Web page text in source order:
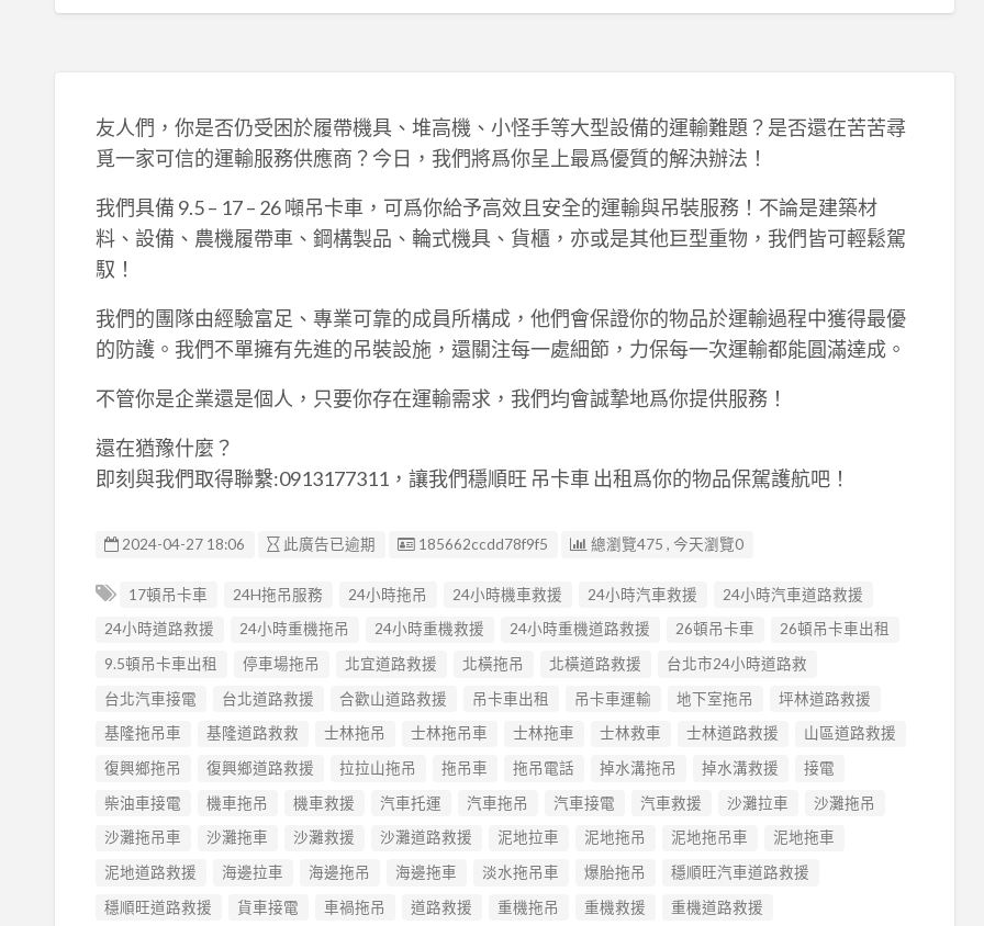
友人們，你是否仍受困於履帶機具、堆高機、小怪手等大型設備的運輸難題？是否還在苦苦尋
覓一家可信的運輸服務供應商？今日，我們將爲你呈上最爲優質的解決辦法！
我們具備 9.5 – 17 – 26 噸吊卡車，可爲你給予高效且安全的運輸與吊裝服務！不論是建築材
料、設備、農機履帶車、鋼構製品、輪式機具、貨櫃，亦或是其他巨型重物，我們皆可輕鬆駕
馭！
我們的團隊由經驗富足、專業可靠的成員所構成，他們會保證你的物品於運輸過程中獲得最優
的防護。我們不單擁有先進的吊裝設施，還關注每一處細節，力保每一次運輸都能圓滿達成。
不管你是企業還是個人，只要你存在運輸需求，我們均會誠摯地爲你提供服務！
還在猶豫什麼？
即刻與我們取得聯繫:0913177311，讓我們穩順旺 吊卡車 出租爲你的物品保駕護航吧！
2024-04-27 18:06 此廣告已逾期 廣告编號
185662ccdd78f9f5 總瀏覽475 , 今天瀏覽0
17頓吊卡車 24H拖吊服務 24小時拖吊 24小時機車救援 24小時汽車救援
24小時汽車道路救援
24小時道路救援
24小時重機拖吊 24小時重機救援 24小時重機道路救援 26頓吊卡車
26頓吊卡車出租
9.5頓吊卡車出租
停車場拖吊 北宜道路救援 北橫拖吊 北橫道路救援
台北市24小時道路救
台北汽車接電
台北道路救援 合歡山道路救援 吊卡車出租 吊卡車運輸 地下室拖吊
坪林道路救援
基隆拖吊車
基隆道路救救 士林拖吊 士林拖吊車 士林拖車 士林救車 士林道路救援
山區道路救援
復興鄉拖吊
復興鄉道路救援 拉拉山拖吊 拖吊車 拖吊電話 掉水溝拖吊 掉水溝救援
接電
柴油車接電
機車拖吊 機車救援 汽車托運 汽車拖吊 汽車接電 汽車救援 沙灘拉車
沙灘拖吊
沙灘拖吊車
沙灘拖車 沙灘救援 沙灘道路救援 泥地拉車 泥地拖吊 泥地拖吊車
泥地拖車
泥地道路救援
海邊拉車 海邊拖吊 海邊拖車 淡水拖吊車 爆胎拖吊
穩順旺汽車道路救援
穩順旺道路救援
貨車接電 車禍拖吊 道路救援 重機拖吊 重機救援 重機道路救援